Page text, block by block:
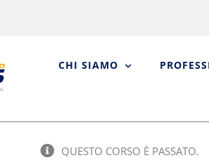
CHI SIAMO
QUESTO CORSO È PASSATO.